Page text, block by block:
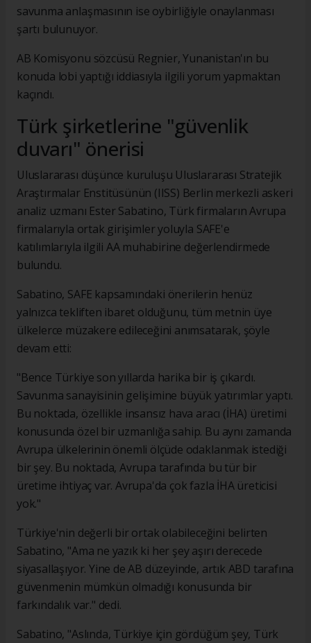
savunma anlaşmasının ise oybirliğiyle onaylanması
şartı bulunuyor.
AB Komisyonu sözcüsü Regnier, Yunanistan'ın bu
konuda lobi yaptığı iddiasıyla ilgili yorum yapmaktan
kaçındı.
Türk şirketlerine "güvenlik
duvarı" önerisi
Uluslararası düşünce kuruluşu Uluslararası Stratejik
Araştırmalar Enstitüsünün (IISS) Berlin merkezli askeri
analiz uzmanı Ester Sabatino, Türk firmaların Avrupa
firmalarıyla ortak girişimler yoluyla SAFE'e
katılımlarıyla ilgili AA muhabirine değerlendirmede
bulundu.
Sabatino, SAFE kapsamındaki önerilerin henüz
yalnızca tekliften ibaret olduğunu, tüm metnin üye
ülkelerce müzakere edileceğini anımsatarak, şöyle
devam etti:
"Bence Türkiye son yıllarda harika bir iş çıkardı.
Savunma sanayisinin gelişimine büyük yatırımlar yaptı.
Bu noktada, özellikle insansız hava aracı (İHA) üretimi
konusunda özel bir uzmanlığa sahip. Bu aynı zamanda
Avrupa ülkelerinin önemli ölçüde odaklanmak istediği
bir şey. Bu noktada, Avrupa tarafında bu tür bir
üretime ihtiyaç var. Avrupa'da çok fazla İHA üreticisi
yok."
Türkiye'nin değerli bir ortak olabileceğini belirten
Sabatino, "Ama ne yazık ki her şey aşırı derecede
siyasallaşıyor. Yine de AB düzeyinde, artık ABD tarafına
güvenmenin mümkün olmadığı konusunda bir
farkındalık var." dedi.
Sabatino, "Aslında, Türkiye için gördüğüm şey, Türk